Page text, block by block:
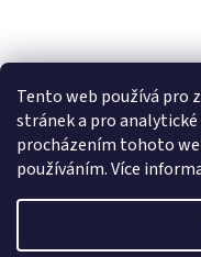
Tento web používá pro
stránek a pro analytické
procházením tohoto
používáním. Více
Sledovat na